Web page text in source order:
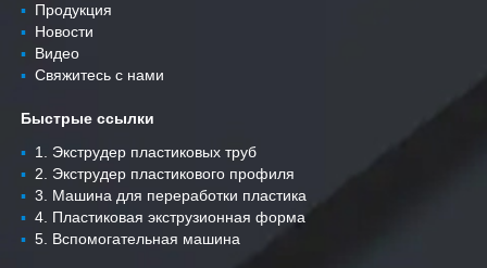
▪Продукция
▪Новости
▪Видео
▪Свяжитесь с нами
Быстрые ссылки
▪1. Экструдер пластиковых труб
▪2. Экструдер пластикового профиля
▪3. Машина для переработки пластика
▪4. Пластиковая экструзионная форма
▪5. Вспомогательная машина